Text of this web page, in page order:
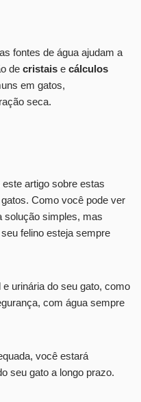
fontes de água ajudam a
de cristais e cálculos
em gatos,
seca.
artigo sobre estas
Como você pode ver
solução simples, mas
felino esteja sempre
urinária do seu gato, como
com água sempre
você estará
seu gato a longo prazo.